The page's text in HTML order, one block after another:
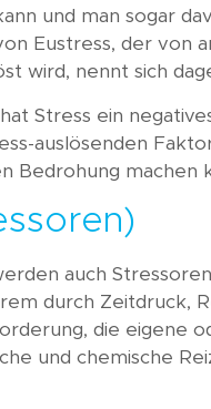
und man sogar
Eustress, der von
wird, nennt sich
Stress ein
auslösenden
Bedrohung machen
auch
durch Zeitdruck,
die eigene
und chemische